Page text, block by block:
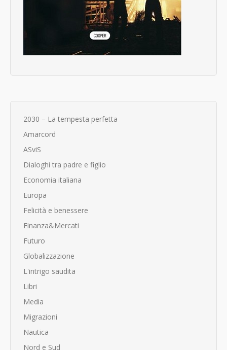
2030 – La tempesta perfetta
Amarcord
ASviS
Dialoghi tra padre e figlio
Economia italiana
Europa
Felicità e benessere
Finanza&Mercati
Futuro
Globalizzazione
L'intrigo saudita
Libri
Media
Migrazioni
Nautica
Nord e Sud